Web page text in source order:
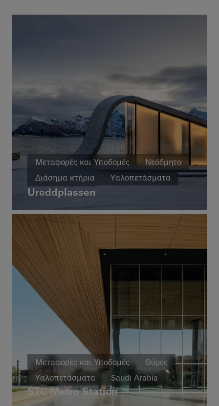
Μεταφορές και Υποδομές
Νεόδμητο
Διάσημα κτήρια
Υαλοπετάσματα
Norway
Ureddplassen
Μεταφορές και Υποδομές
Θύρες
Υαλοπετάσματα
Saudi Arabia
STC Metro Station